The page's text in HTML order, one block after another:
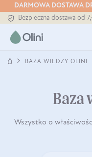
DARMOWA DOSTAWA
Tłoczony zawsze na
Bezpieczna dostawa od
Tłoczony zawsze na zimno
BAZA WIEDZY OLINI
Baza
Wszystko o